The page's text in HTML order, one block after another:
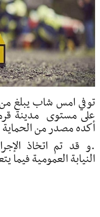
على مستوى مدينة
أكده مصدر من الحماية
.و قد تم اتخاذ
النيابة العمومية فيما